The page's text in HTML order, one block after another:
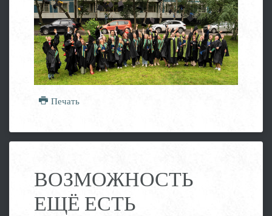
Печать
ВОЗМОЖНОСТЬ
ЕЩЁ ЕСТЬ